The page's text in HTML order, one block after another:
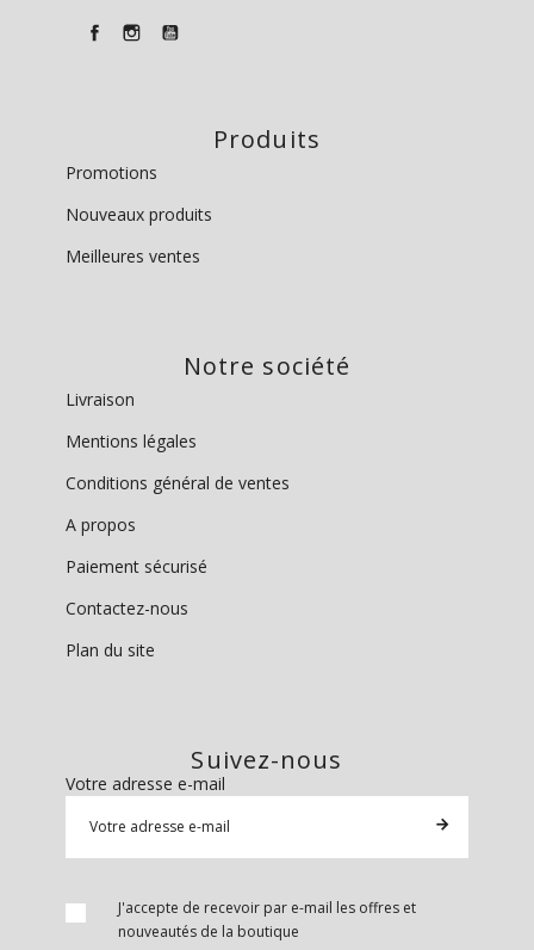
Produits
Promotions
Nouveaux produits
Meilleures ventes
Notre société
Livraison
Mentions légales
Conditions général de ventes
A propos
Paiement sécurisé
Contactez-nous
Plan du site
Suivez-nous
Votre adresse e-mail
J'accepte de recevoir par e-mail les offres et
nouveautés de la boutique